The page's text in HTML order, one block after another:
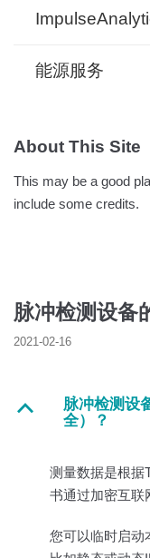
能源服务
About This Site
This may be a good
include some credits.
脉冲检测设备
2021-02-16
B
脉冲检测设
全）？
测量数据是根据
书通过加密互联
您可以临时启动